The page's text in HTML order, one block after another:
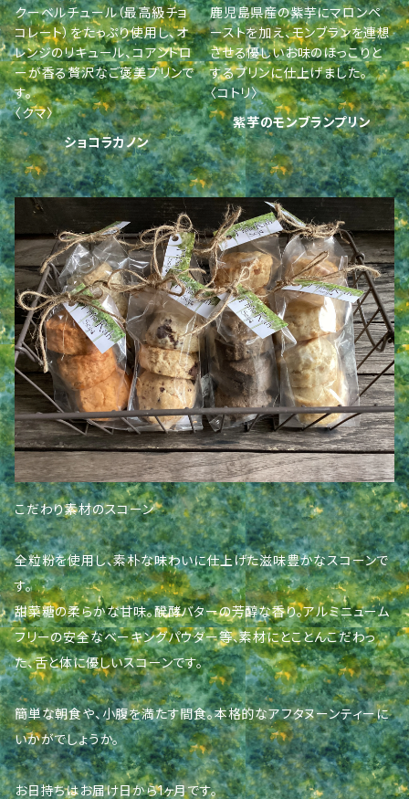
クーベルチュール（最高級チョ
コレート）をたっぷり使用し、オ
レンジのリキュール、コアントロ
ーが香る贅沢なご褒美プリンで
す。
〈クマ〉
ショコラカノン
鹿児島県産の紫芋にマロンペ
ーストを加え、モンブランを連想
させる優しいお味のほっこりと
するプリンに仕上げました。
〈コトリ〉
紫芋のモンブランプリン
こだわり素材のスコーン
全粒粉を使用し、素朴な味わいに仕上げた滋味豊かなスコーンで
す。
甜菜糖の柔らかな甘味。醗酵バターの芳醇な香り。アルミニューム
フリーの安全なベーキングパウダー等、素材にとことんこだわっ
た、舌と体に優しいスコーンです。
簡単な朝食や、小腹を満たす間食。本格的なアフタヌーンティーに
いかがでしょうか。
お日持ちはお届け日から1ヶ月です。